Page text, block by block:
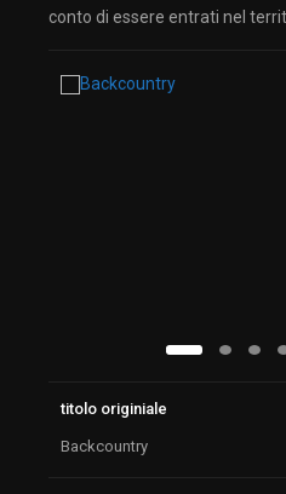
conto di essere entrati nel
titolo originiale
Backcountry